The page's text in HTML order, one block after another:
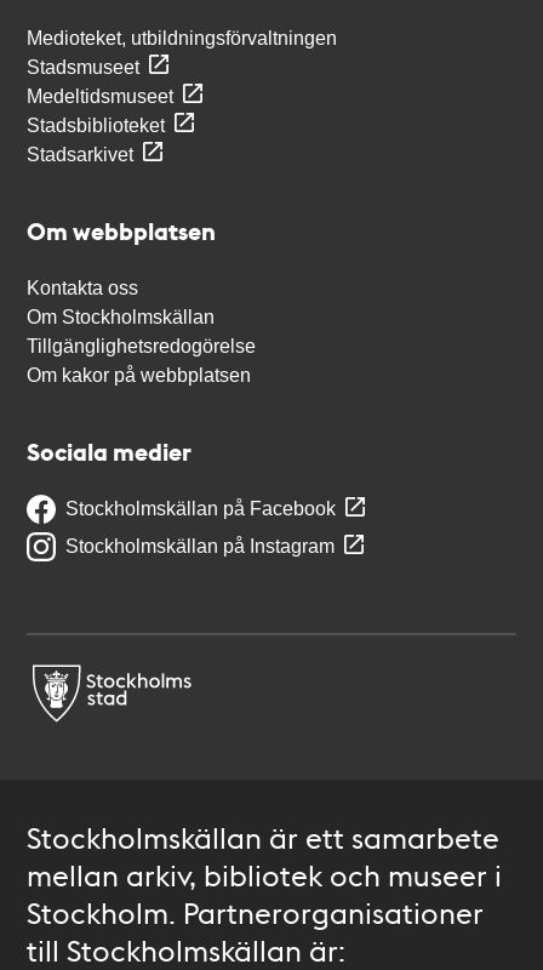
Medioteket, utbildningsförvaltningen
Stadsmuseet
Medeltidsmuseet
Stadsbiblioteket
Stadsarkivet
Om webbplatsen
Kontakta oss
Om Stockholmskällan
Tillgänglighetsredogörelse
Om kakor på webbplatsen
Sociala medier
Stockholmskällan på Facebook
Stockholmskällan på Instagram
Stockholmskällan är ett samarbete
mellan arkiv, bibliotek och museer i
Stockholm. Partnerorganisationer
till Stockholmskällan är: